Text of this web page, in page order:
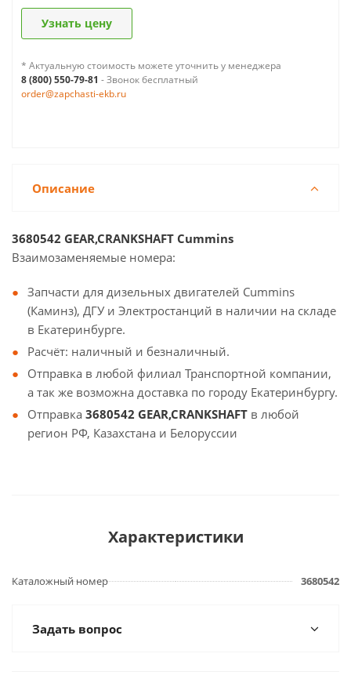
Узнать цену
* Актуальную стоимость можете уточнить у менеджера
8 (800) 550-79-81 - Звонок бесплатный
order@zapchasti-ekb.ru
Описание
3680542 GEAR,CRANKSHAFT Cummins
Взаимозаменяемые номера:
Запчасти для дизельных двигателей Cummins
(Каминз), ДГУ и Электростанций в наличии на складе
в Екатеринбурге.
Расчёт: наличный и безналичный.
Отправка в любой филиал Транспортной компании,
а так же возможна доставка по городу Екатеринбургу.
Отправка 3680542 GEAR,CRANKSHAFT в любой
регион РФ, Казахстана и Белоруссии
Характеристики
Каталожный номер 3680542
Задать вопрос